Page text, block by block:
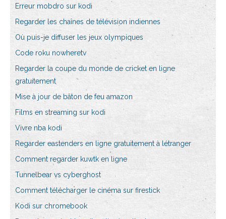
Erreur mobdro sur kodi
Regarder les chaînes de télévision indiennes
Où puis-je diffuser les jeux olympiques
Code roku nowheretv
Regarder la coupe du monde de cricket en ligne
gratuitement
Mise à jour de bâton de feu amazon
Films en streaming sur kodi
Vivre nba kodi
Regarder eastenders en ligne gratuitement à létranger
Comment regarder kuwtk en ligne
Tunnelbear vs cyberghost
Comment télécharger le cinéma sur firestick
Kodi sur chromebook